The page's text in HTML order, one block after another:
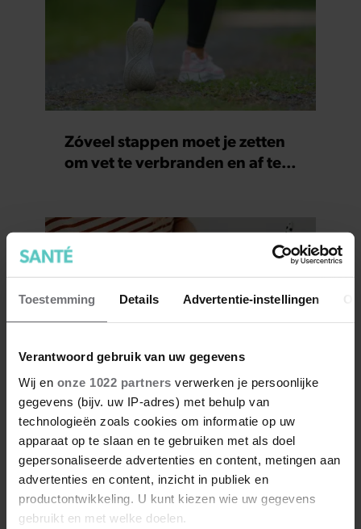
Toestemming Details Advertentie-instellingen
Verantwoord gebruik van uw gegevens
Wij en onze 1022 partners verwerken je persoonlijke
gegevens (bijv. uw IP-adres) met behulp van
technologieën zoals cookies om informatie op uw
apparaat op te slaan en te gebruiken met als doel
gepersonaliseerde advertenties en content, metingen aan
advertenties en content, inzicht in publiek en
productontwikkeling. U kunt kiezen wie uw gegevens
gebruikt en met welke doelen.
Zóveel stappen moet je zetten
om vet te verbranden en af te
Wat kun je beter op je brood
smeren: roomboter of
margarine?